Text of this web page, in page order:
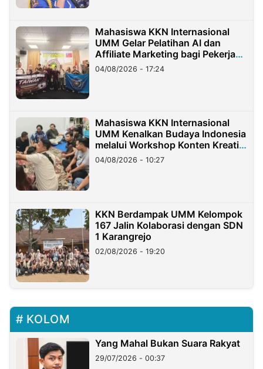
Mahasiswa KKN Internasional
UMM Gelar Pelatihan AI dan
Affiliate Marketing bagi Pekerja
Migran Indonesia di Taiwan
04/08/2026 - 17:24
Mahasiswa KKN Internasional
UMM Kenalkan Budaya Indonesia
melalui Workshop Konten Kreatif
di Taiwan
04/08/2026 - 10:27
KKN Berdampak UMM Kelompok
167 Jalin Kolaborasi dengan SDN
1 Karangrejo
02/08/2026 - 19:20
KOLOM
Yang Mahal Bukan Suara Rakyat
29/07/2026 - 00:37